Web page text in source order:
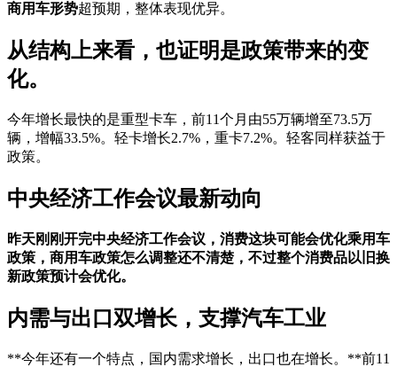
商用车形势超预期，整体表现优异。
从结构上来看，也证明是政策带来的变
化。
今年增长最快的是重型卡车，前11个月由55万辆增至73.5万
辆，增幅33.5%。轻卡增长2.7%，重卡7.2%。轻客同样获益于
政策。
中央经济工作会议最新动向
昨天刚刚开完中央经济工作会议，消费这块可能会优化乘用车
政策，商用车政策怎么调整还不清楚，不过整个消费品以旧换
新政策预计会优化。
内需与出口双增长，支撑汽车工业
**今年还有一个特点，国内需求增长，出口也在增长。**前11